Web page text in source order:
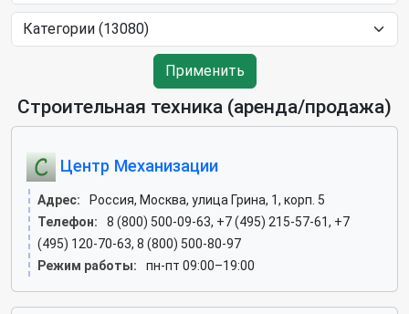
Применить
Строительная техника (аренда/продажа)
Центр Механизации
Адрес:
Россия, Москва, улица Грина, 1, корп. 5
Телефон:
8 (800) 500-09-63, +7 (495) 215-57-61, +7
(495) 120-70-63, 8 (800) 500-80-97
Режим работы:
пн-пт 09:00–19:00